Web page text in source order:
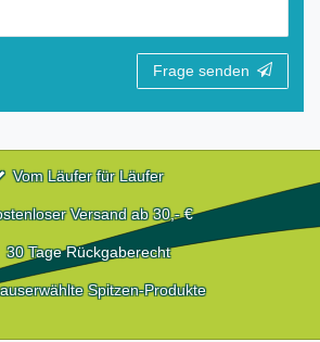
Frage senden
Vom Läufer für Läufer
Versand ab 30,- €
30 Tage Rückgaberecht
Spitzen-Produkte